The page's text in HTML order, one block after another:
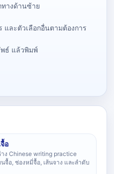
ทางด้านซ้าย
ละตัวเลือกอื่นตามต้องการ
พธ์ แล้วพิมพ์
อ
ง Chinese writing practice
จื้อ, ช่องหมี่จื้อ, เส้นจาง และลำดับ